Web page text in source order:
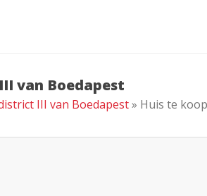
van Boedapest
III van Boedapest» Huis te